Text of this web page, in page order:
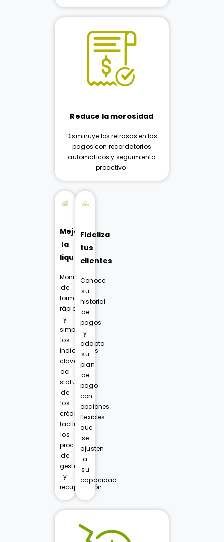
Reduce la morosidad
Disminuye los retrasos en los
pagos con recordatorios
automáticos y seguimiento
proactivo.
Mejora
la
liquidez
Monitorea
de
forma
rápida
y
simple
los
indicadores
claves
del
status
de
los
créditos,
facilitando
los
procesos
de
gestión
y
recuperación.
Fideliza
tus
clientes
Conoce
su
historial
de
pagos
y
adapta
su
plan
de
pago
con
opciones
flexibles
que
se
ajusten
a
su
capacidad.